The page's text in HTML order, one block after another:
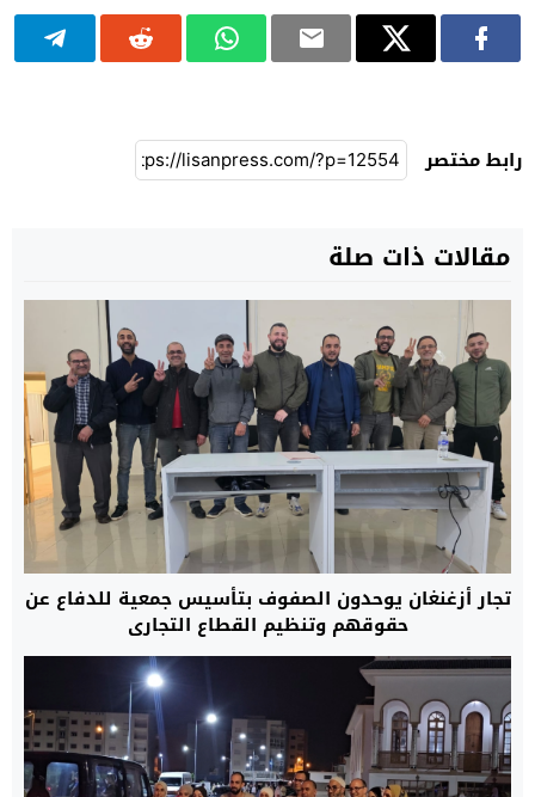
رابط مختصر
مقالات ذات صلة
تجار أزغنغان يوحدون الصفوف بتأسيس جمعية للدفاع عن
حقوقهم وتنظيم القطاع التجاري